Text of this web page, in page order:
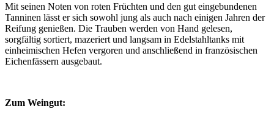
Mit seinen Noten von roten Früchten und den gut eingebundenen
Tanninen lässt er sich sowohl jung als auch nach einigen Jahren der
Reifung genießen. Die Trauben werden von Hand gelesen,
sorgfältig sortiert, mazeriert und langsam in Edelstahltanks mit
einheimischen Hefen vergoren und anschließend in französischen
Eichenfässern ausgebaut.
Zum Weingut: